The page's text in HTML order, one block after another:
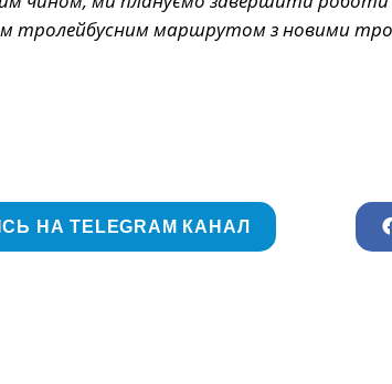
тролейбусним маршрутом з новими
НА TELEGRAM КАНАЛ